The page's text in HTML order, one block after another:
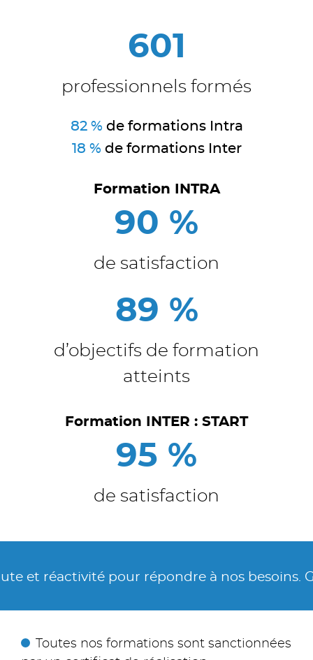
601
professionnels formés
82 % de formations Intra
18 % de formations Inter
Formation INTRA
90 %
de satisfaction
89 %
d’objectifs de formation
atteints
Formation INTER : START
95 %
de satisfaction
répondre à nos besoins. Grand
Toutes nos formations sont sanctionnées